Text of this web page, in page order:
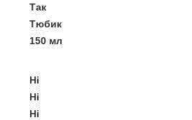
Так
Тюбик
150 мл
Ні
Ні
Ні